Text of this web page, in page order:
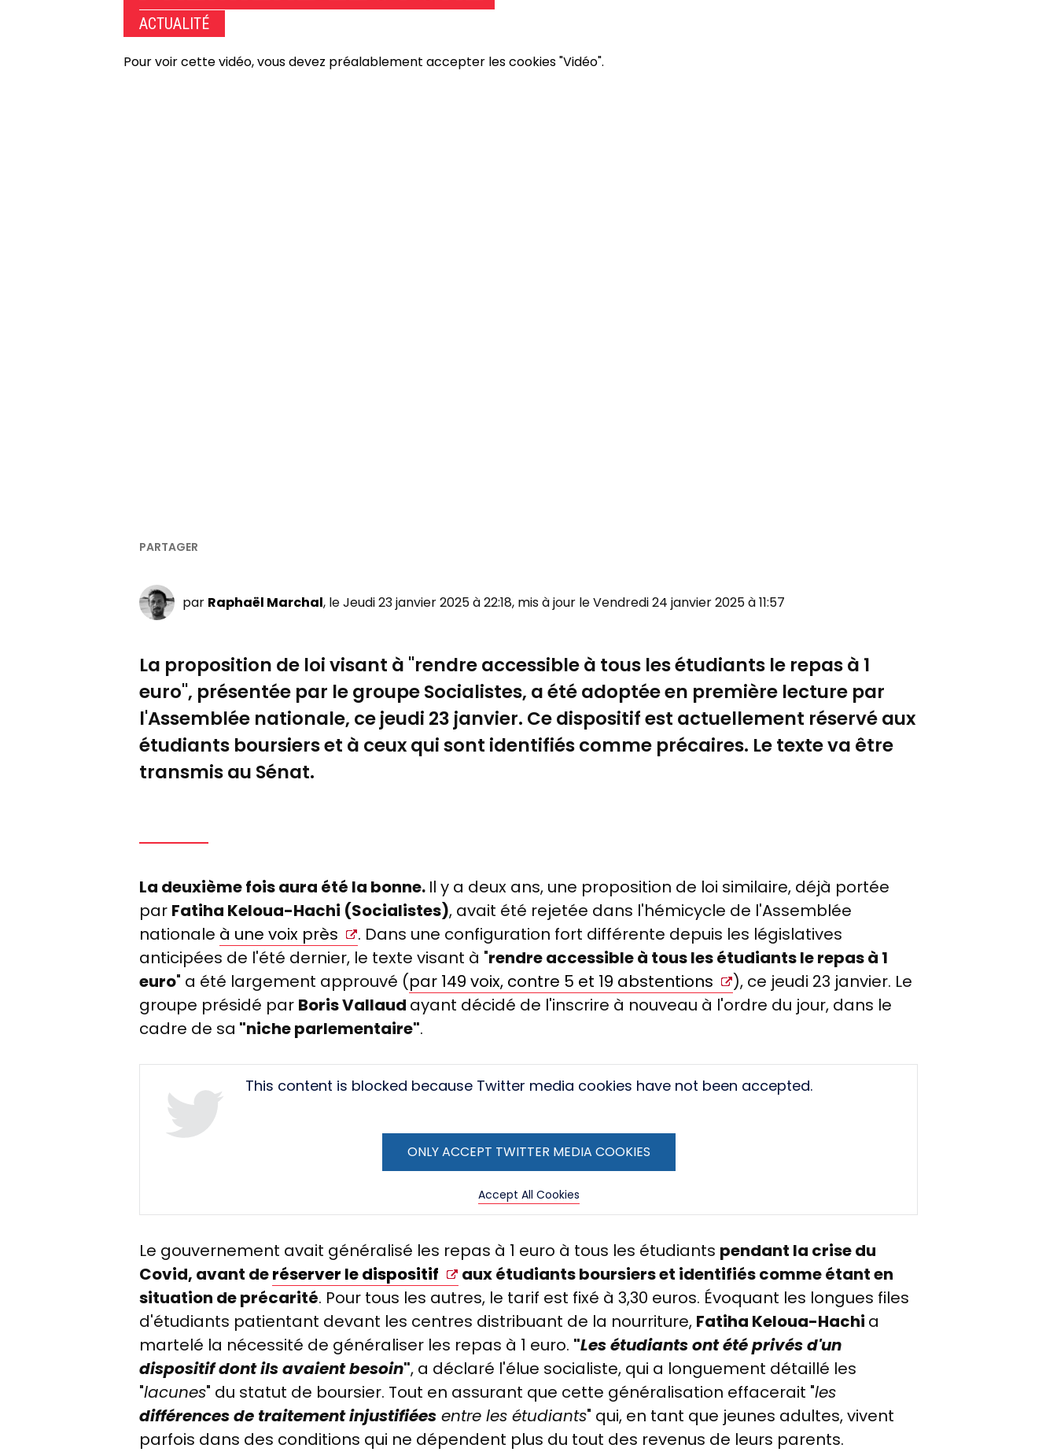
ACTUALITÉ
Pour voir cette vidéo, vous devez préalablement accepter les cookies "Vidéo".
par Raphaël Marchal, le Jeudi 23 janvier 2025 à 22:18, mis à jour le Vendredi 24 janvier 2025 à 11:57
La proposition de loi visant à "rendre accessible à tous les étudiants le repas à 1
euro", présentée par le groupe Socialistes, a été adoptée en première lecture par
l'Assemblée nationale, ce jeudi 23 janvier. Ce dispositif est actuellement réservé aux
étudiants boursiers et à ceux qui sont identifiés comme précaires. Le texte va être
transmis au Sénat.
La deuxième fois aura été la bonne. Il y a deux ans, une proposition de loi similaire, déjà portée
par Fatiha Keloua-Hachi (Socialistes), avait été rejetée dans l'hémicycle de l'Assemblée
nationale à une voix près
. Dans une configuration fort différente depuis les législatives
anticipées de l'été dernier, le texte visant à "rendre accessible à tous les étudiants le repas à 1
euro" a été largement approuvé (par 149 voix, contre 5 et 19 abstentions
), ce jeudi 23 janvier. Le
groupe présidé par Boris Vallaud ayant décidé de l'inscrire à nouveau à l'ordre du jour, dans le
cadre de sa "niche parlementaire".
This content is blocked because Twitter media cookies have not been accepted.
ONLY ACCEPT TWITTER MEDIA COOKIES
Accept All Cookies
Le gouvernement avait généralisé les repas à 1 euro à tous les étudiants pendant la crise du
Covid, avant deréserver le dispositif
aux étudiants boursiers et identifiés comme étant en
situation de précarité. Pour tous les autres, le tarif est fixé à 3,30 euros. Évoquant les longues files
d'étudiants patientant devant les centres distribuant de la nourriture, Fatiha Keloua-Hachi a
martelé la nécessité de généraliser les repas à 1 euro. "Les étudiants ont été privés d'un
dispositif dont ils avaient besoin", a déclaré l'élue socialiste, qui a longuement détaillé les
"lacunes" du statut de boursier. Tout en assurant que cette généralisation effacerait "les
différences de traitement injustifiées entre les étudiants" qui, en tant que jeunes adultes, vivent
parfois dans des conditions qui ne dépendent plus du tout des revenus de leurs parents.